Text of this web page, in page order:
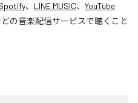
、 LINE MUSIC、 YouTube
どの音楽配信サービスで聴くこと